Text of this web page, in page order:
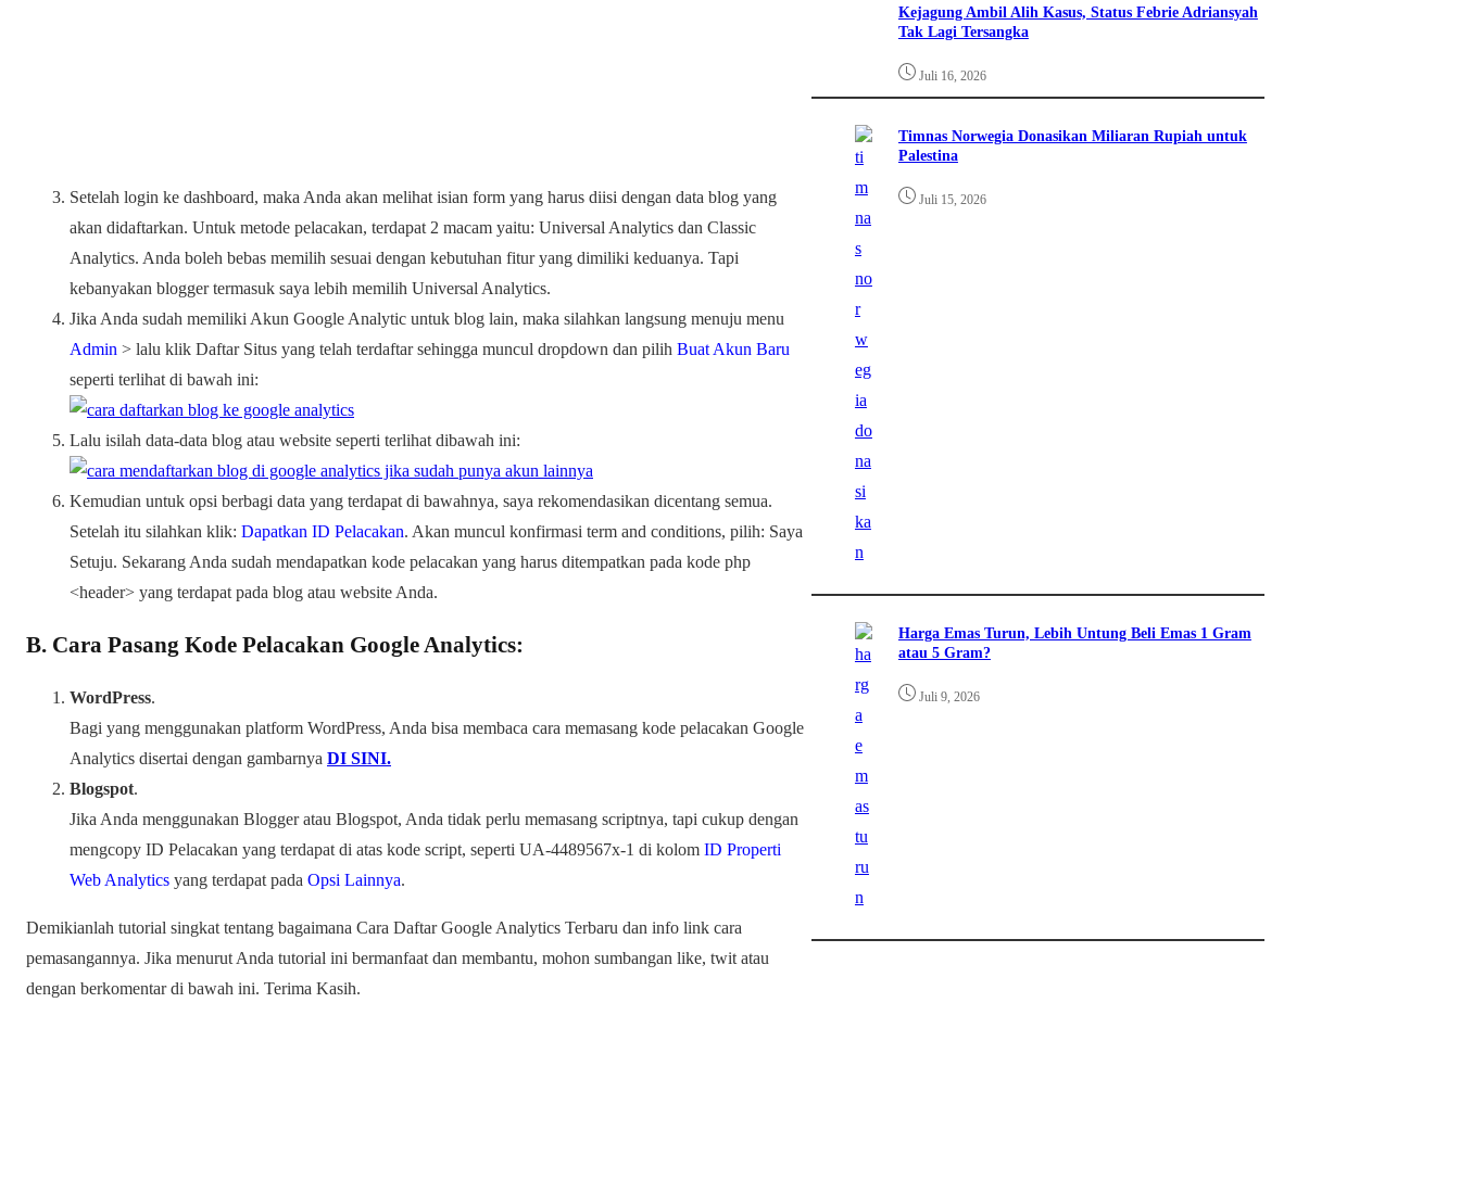
Setelah login ke dashboard, maka Anda akan melihat isian form yang harus diisi dengan data blog yang
akan didaftarkan. Untuk metode pelacakan, terdapat 2 macam yaitu: Universal Analytics dan Classic
Analytics. Anda boleh bebas memilih sesuai dengan kebutuhan fitur yang dimiliki keduanya. Tapi
kebanyakan blogger termasuk saya lebih memilih Universal Analytics.
Jika Anda sudah memiliki Akun Google Analytic untuk blog lain, maka silahkan langsung menuju menu
Admin > lalu klik Daftar Situs yang telah terdaftar sehingga muncul dropdown dan pilih Buat Akun Baru
seperti terlihat di bawah ini:
Lalu isilah data-data blog atau website seperti terlihat dibawah ini:
Kemudian untuk opsi berbagi data yang terdapat di bawahnya, saya rekomendasikan dicentang semua.
Setelah itu silahkan klik: Dapatkan ID Pelacakan. Akan muncul konfirmasi term and conditions, pilih: Saya
Setuju. Sekarang Anda sudah mendapatkan kode pelacakan yang harus ditempatkan pada kode php
<header> yang terdapat pada blog atau website Anda.
B. Cara Pasang Kode Pelacakan Google Analytics:
WordPress.
Bagi yang menggunakan platform WordPress, Anda bisa membaca cara memasang kode pelacakan Google
Analytics disertai dengan gambarnya DI SINI.
Blogspot.
Jika Anda menggunakan Blogger atau Blogspot, Anda tidak perlu memasang scriptnya, tapi cukup dengan
mengcopy ID Pelacakan yang terdapat di atas kode script, seperti UA-4489567x-1 di kolom ID Properti
Web Analytics yang terdapat pada Opsi Lainnya.
Demikianlah tutorial singkat tentang bagaimana Cara Daftar Google Analytics Terbaru dan info link cara
pemasangannya. Jika menurut Anda tutorial ini bermanfaat dan membantu, mohon sumbangan like, twit atau
dengan berkomentar di bawah ini. Terima Kasih.
Kejagung Ambil Alih Kasus, Status Febrie Adriansyah
Tak Lagi Tersangka
Juli 16, 2026
Timnas Norwegia Donasikan Miliaran Rupiah untuk
Palestina
Juli 15, 2026
Harga Emas Turun, Lebih Untung Beli Emas 1 Gram
atau 5 Gram?
Juli 9, 2026